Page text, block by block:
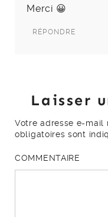
Merci 😀
RÉPONDRE
Laisser
Votre adresse e-mail
obligatoires sont
COMMENTAIRE